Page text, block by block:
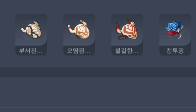
부서진 가면 오염된 가면 불길한 가면 전투광